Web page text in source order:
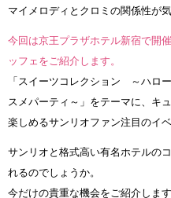
マイメロディとクロミの関係性が
今回は京王プラザホテル新宿で開
ッフェをご紹介します。
「スイーツコレクション ～ハロ
スメパーティ～」をテーマに、キ
楽しめるサンリオファン注目のイ
サンリオと格式高い有名ホテルの
れるのでしょうか。
今だけの貴重な機会をご紹介します